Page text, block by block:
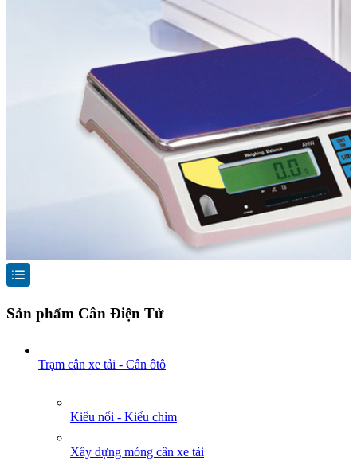
Sản phẩm Cân Điện Tử
Trạm cân xe tải - Cân ôtô
Kiểu nổi - Kiểu chìm
Xây dựng móng cân xe tải